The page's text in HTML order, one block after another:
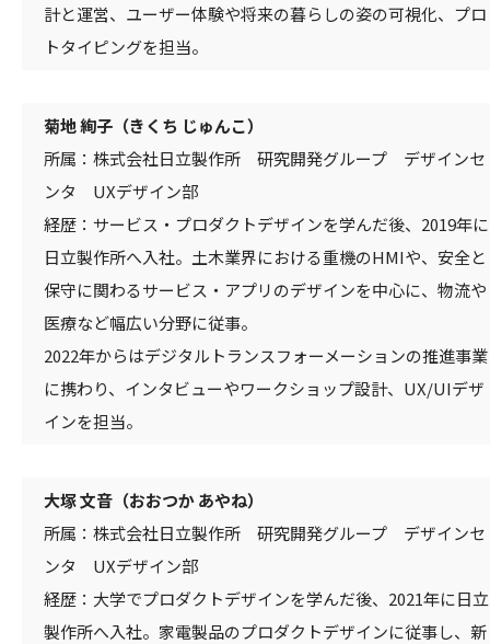
計と運営、ユーザー体験や将来の暮らしの姿の可視化、プロ
トタイピングを担当。
菊地 絢子（きくち じゅんこ）
所属：株式会社日立製作所 研究開発グループ デザインセ
ンタ UXデザイン部
経歴：サービス・プロダクトデザインを学んだ後、2019年に
日立製作所へ入社。土木業界における重機のHMIや、安全と
保守に関わるサービス・アプリのデザインを中心に、物流や
医療など幅広い分野に従事。
2022年からはデジタルトランスフォーメーションの推進事業
に携わり、インタビューやワークショップ設計、UX/UIデザ
インを担当。
大塚 文音（おおつか あやね）
所属：株式会社日立製作所 研究開発グループ デザインセ
ンタ UXデザイン部
経歴：大学でプロダクトデザインを学んだ後、2021年に日立
製作所へ入社。家電製品のプロダクトデザインに従事し、新